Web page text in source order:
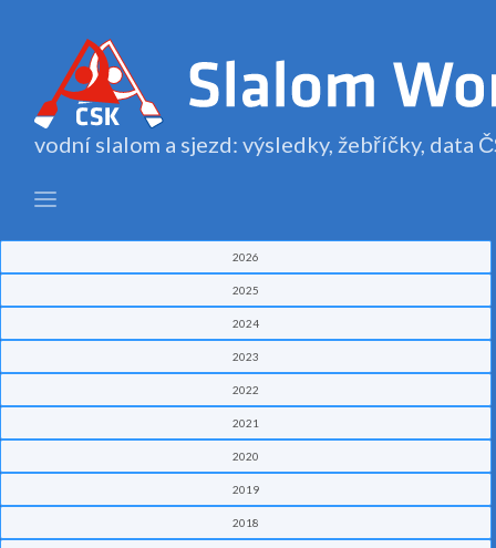
vodní slalom a sjezd: výsledky, žebříčky, data
2026
2025
2024
2023
2022
2021
2020
2019
2018